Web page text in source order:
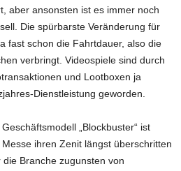
aber ansonsten ist es immer noch
Die spürbarste Veränderung für
fast schon die Fahrtdauer, also die
verbringt. Videospiele sind durch
und Lootboxen ja
Dienstleistung geworden.
„Blockbuster“ ist
ihren Zenit längst überschritten
Branche zugunsten von